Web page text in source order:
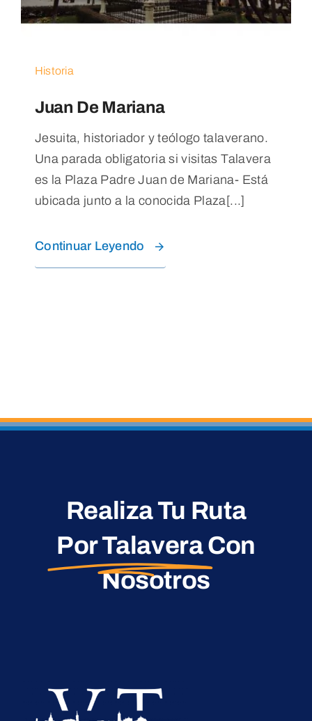
Blog
Historia
Juan De Mariana
Jesuita, historiador y teólogo talaverano.
Una parada obligatoria si visitas Talavera
es la Plaza Padre Juan de Mariana- Está
ubicada junto a la conocida Plaza[...]
Continuar Leyendo
Realiza Tu Ruta
Por TalaveraCon
Nosotros